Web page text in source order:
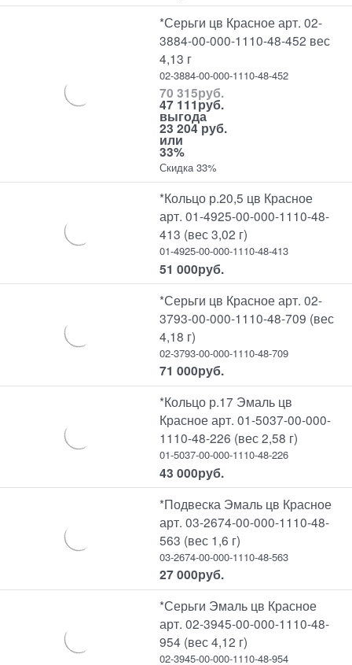
*Серьги цв Красное арт. 02-
3884-00-000-1110-48-452 вес
4,13 г
02-3884-00-000-1110-48-452
70 315руб.
47 111руб.
выгода
23 204 руб.
или
33%
Скидка 33%
*Кольцо р.20,5 цв Красное
арт. 01-4925-00-000-1110-48-
413 (вес 3,02 г)
01-4925-00-000-1110-48-413
51 000руб.
*Серьги цв Красное арт. 02-
3793-00-000-1110-48-709 (вес
4,18 г)
02-3793-00-000-1110-48-709
71 000руб.
*Кольцо р.17 Эмаль цв
Красное арт. 01-5037-00-000-
1110-48-226 (вес 2,58 г)
01-5037-00-000-1110-48-226
43 000руб.
*Подвеска Эмаль цв Красное
арт. 03-2674-00-000-1110-48-
563 (вес 1,6 г)
03-2674-00-000-1110-48-563
27 000руб.
*Серьги Эмаль цв Красное
арт. 02-3945-00-000-1110-48-
954 (вес 4,12 г)
02-3945-00-000-1110-48-954